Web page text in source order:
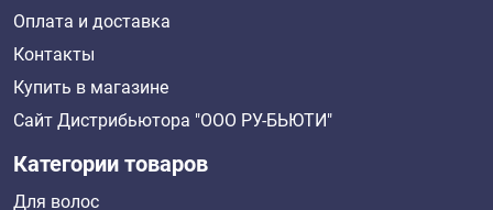
Оплата и доставка
Контакты
Купить в магазине
Сайт Дистрибьютора "ООО РУ-БЬЮТИ"
Категории товаров
Для волос